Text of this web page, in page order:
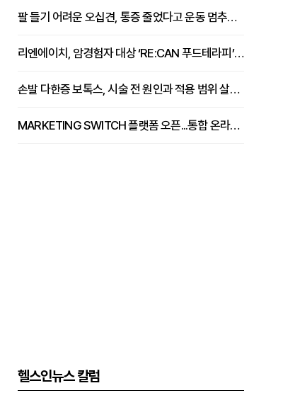
팔 들기 어려운 오십견, 통증 줄었다고 운동 멈추면 안 되는 이유 [이병욱 원장 칼럼]
리엔에이치, 암경험자 대상 ‘RE:CAN 푸드테라피’ 운영
손발 다한증 보톡스, 시술 전 원인과 적용 범위 살펴야 [강윤일 원장 칼럼]
MARKETING SWITCH 플랫폼 오픈...통합 온라인 마케팅 서비스 확대
헬스인뉴스 칼럼